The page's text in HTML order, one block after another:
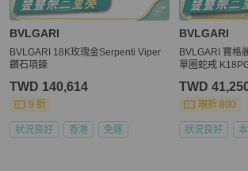
BVLGARI
BVLGARI 18K玫瑰金Serpenti Viper
鑽石項鍊
TWD 140,614
9 折
狀況良好 香港 免運
BVLGARI
BVLGARI 寶格
單圈蛇戒
TWD
現折 800
狀況良好